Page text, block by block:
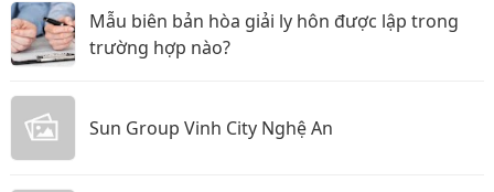
Mẫu biên bản hòa giải ly hôn được lập trong
trường hợp nào?
Sun Group Vinh City Nghệ An